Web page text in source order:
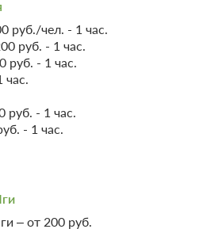
руб./чел. - 1 час.
руб. - 1 час.
руб. - 1 час.
час.
руб. - 1 час.
- 1 час.
– от 200 руб.